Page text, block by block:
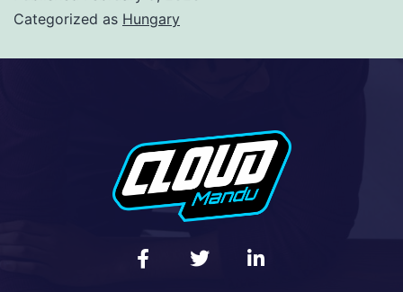
Categorized as Hungary